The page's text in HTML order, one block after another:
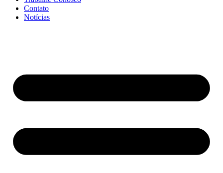
Contato
Notícias